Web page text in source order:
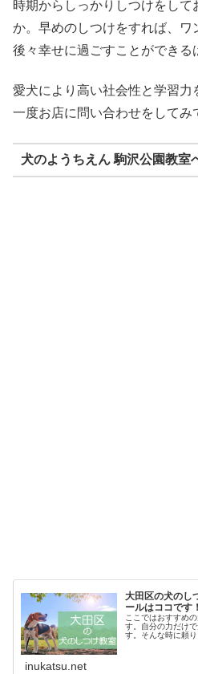
時期からしっかりしつけをして
か。早めのしつけをすれば、ワ
後々幸せに過ごすことができる
愛犬により高い社会性と学習力
一度お店に問い合わせをしてみ
犬のようちえん 駒沢公園教室
大田区の犬のし
ールはココです！
ここではおすすめ
す。自分の力だけ
す。そんな時に頼
inukatsu.net